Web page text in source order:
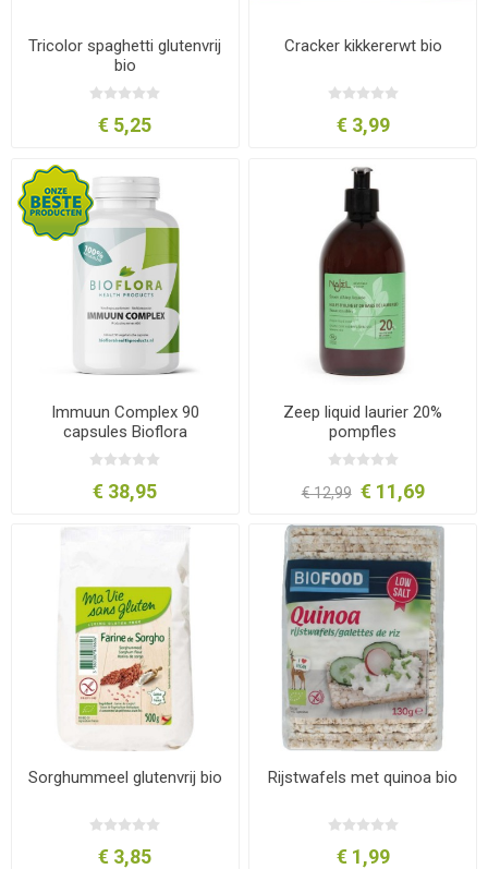
Tricolor spaghetti glutenvrij
bio
€ 5,25
Cracker kikkererwt bio
€ 3,99
Immuun Complex 90
capsules Bioflora
€ 38,95
Zeep liquid laurier 20%
pompfles
€ 12,99 € 11,69
Sorghummeel glutenvrij bio
€ 3,85
Rijstwafels met quinoa bio
€ 1,99